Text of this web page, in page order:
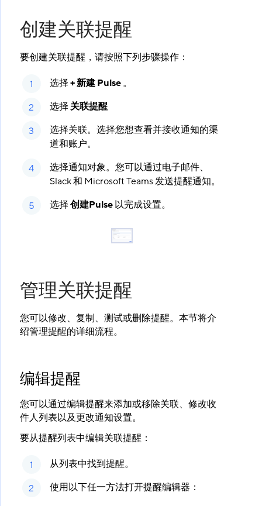
创建关联提醒
要创建关联提醒，请按照下列步骤操作：
选择+ 新建 Pulse​ 。
选择关联提醒
选择关联。选择您想查看并接收通知的渠
道和账户。
选择通知对象。您可以通过电子邮件、
Slack 和 Microsoft Teams 发送提醒通知。
选择创建Pulse​ 以完成设置。
管理关联提醒
您可以修改、复制、测试或删除提醒。本节将介
绍管理提醒的详细流程。
编辑提醒
您可以通过编辑提醒来添加或移除关联、修改收
件人列表以及更改通知设置。
要从提醒列表中编辑关联提醒：
从列表中找到提醒。
使用以下任一方法打开提醒编辑器：